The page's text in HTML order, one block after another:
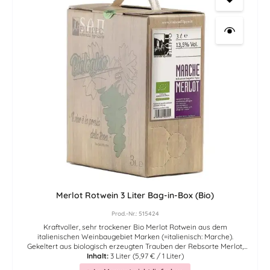
und teilweise zu sehr teuren Preisen zu beschaffen waren. Die
Verpackung einer 3-Liter-Bag-in-Box verringert den CO2-
Fußabdruck, verglichen mit Standard Glasflaschen, bei Produktion
und Logistik um über 80 Prozent. Beim Versand kann der CO2-
Fußabdruck um weitere 60 Prozent reduziert werden. Der in eine
Bag-in-Box gefüllter Wein ist preislich nicht nur günstiger. Auch
verglichen mit einer geöffneten Glasflasche bleibt Wein in einer
angebrochenen Bag-in-Box über viele Wochen haltbar. Die 3-Liter-
Bag-in-Box ist in Ihrer kleinen Größe und mit ihrem
vergleichsweise geringen Gewicht ideal für den Kühlschrank, das
Wohnmobil oder die Berghütte.
Merlot Rotwein 3 Liter Bag-in-Box (Bio)
Prod.-Nr.: 515424
Kraftvoller, sehr trockener Bio Merlot Rotwein aus dem
italienischen Weinbaugebiet Marken (=italienisch: Marche).
Gekeltert aus biologisch erzeugten Trauben der Rebsorte Merlot,
begeistert dieser vollmundige, rubinrote Rotwein durch Aromen
nach reifen Früchten wie Johannisbeeren und Blaubeeren. Die
Inhalt: 3 Liter (5,97 € / 1 Liter)